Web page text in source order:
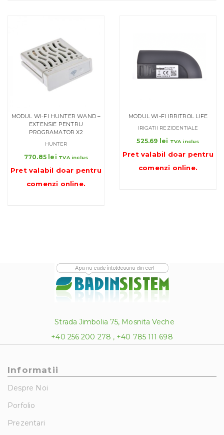
MODUL WI‑FI HUNTER WAND –
EXTENSIE PENTRU
PROGRAMATOR X2
HUNTER
770.85 lei TVA inclus
Pret valabil doar pentru
comenzi online.
MODUL WI-FI IRRITROL LIFE
IRIGATII REZIDENTIALE
525.69 lei TVA inclus
Pret valabil doar pentru
comenzi online.
Strada Jimbolia 75, Mosnita Veche
+40 256 200 278 , +40 785 111 698
Informatii
Despre Noi
Porfolio
Prezentari